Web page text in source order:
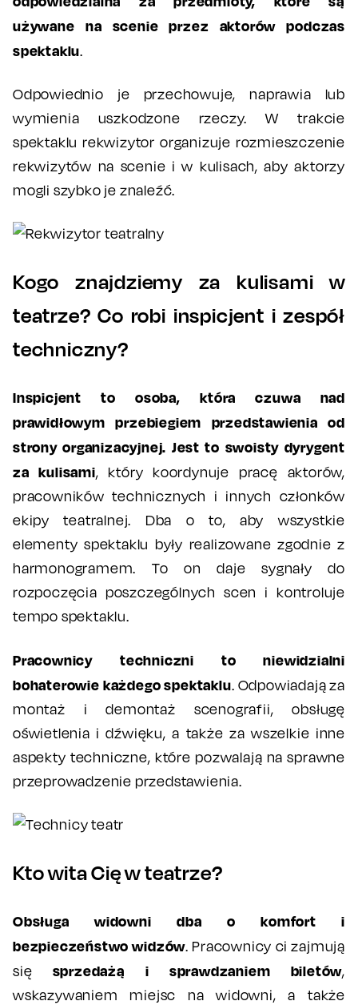
używane na scenie przez aktorów podczas
spektaklu.
Odpowiednio je przechowuje, naprawia lub
wymienia uszkodzone rzeczy. W trakcie
spektaklu rekwizytor organizuje rozmieszczenie
rekwizytów na scenie i w kulisach, aby aktorzy
mogli szybko je znaleźć.
Kogo znajdziemy za kulisami w
teatrze? Co robi inspicjent i zespół
techniczny?
Inspicjent to osoba, która czuwa nad
prawidłowym przebiegiem przedstawienia od
strony organizacyjnej. Jest to swoisty dyrygent
za kulisami, który koordynuje pracę aktorów,
pracowników technicznych i innych członków
ekipy teatralnej. Dba o to, aby wszystkie
elementy spektaklu były realizowane zgodnie z
harmonogramem. To on daje sygnały do
rozpoczęcia poszczególnych scen i kontroluje
tempo spektaklu.
Pracownicy techniczni to niewidzialni
bohaterowie każdego spektaklu. Odpowiadają za
montaż i demontaż scenografii, obsługę
oświetlenia i dźwięku, a także za wszelkie inne
aspekty techniczne, które pozwalają na sprawne
przeprowadzenie przedstawienia.
Kto wita Cię w teatrze?
Obsługa widowni dba o komfort i
bezpieczeństwo widzów. Pracownicy ci zajmują
się sprzedażą i sprawdzaniem biletów,
wskazywaniem miejsc na widowni, a także